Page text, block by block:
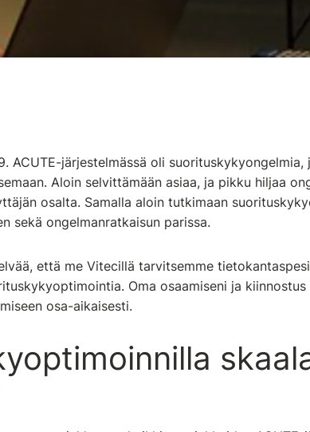
ACUTE-järjestelmässä oli
Aloin selvittämään asiaa, ja pikku hiljaa
osalta. Samalla aloin tutkimaan
sekä ongelmanratkaisun parissa.
että me Vitecillä tarvitsemme
Oma osaamiseni ja kiinnostus
osa-aikaisesti.